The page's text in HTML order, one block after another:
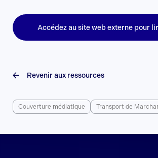
Accédez au site web externe pour
Revenir aux ressources
Couverture médiatique Transport de